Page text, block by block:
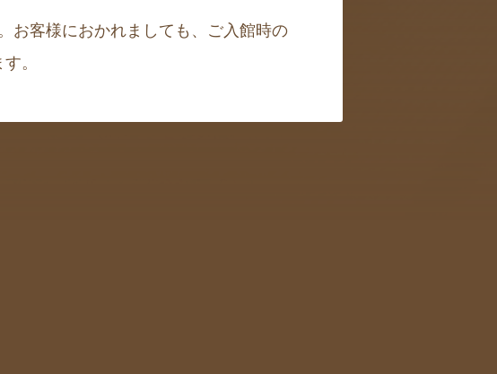
お客様におかれましても、ご入館時の
。